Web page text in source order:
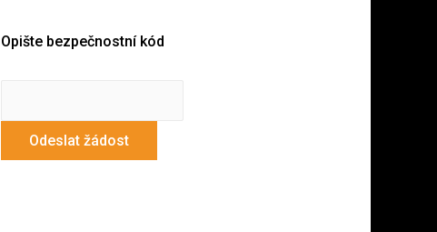
Opište bezpečnostní kód
Odeslat žádost